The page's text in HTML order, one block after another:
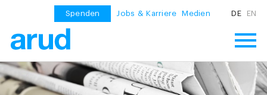
Spenden Jobs & Karriere Medien DE EN